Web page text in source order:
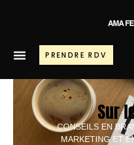
PRENDRE RDV
Sur
CONSEILS EN
MARKETING ET